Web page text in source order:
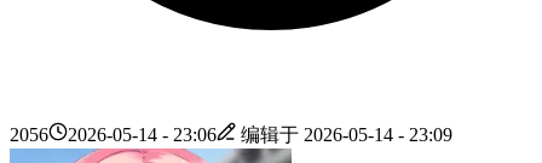
2056 2026-05-14 - 23:06 编辑于 2026-05-14 - 23:09